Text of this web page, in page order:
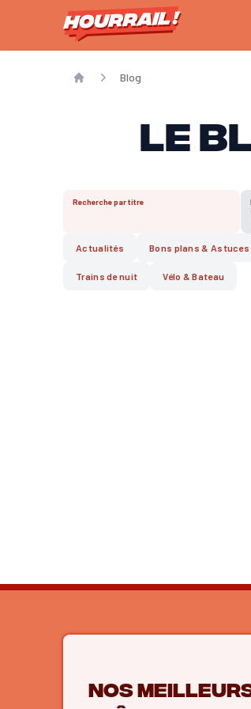
Blog
Le
Recherche par titre
Actualités Bons plans & Astuces
Trains de nuit Vélo & Bateau
Nos